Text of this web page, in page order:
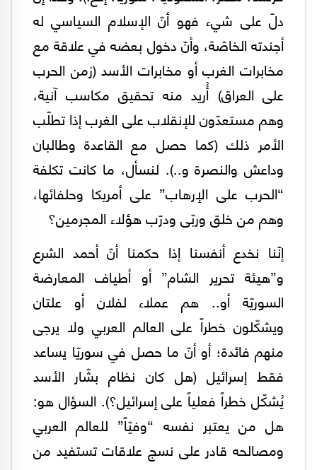
دلّ على شيء فهو أنّ الإسلام السياسي له
أجندته الخاصّة، وأنّ دخول بعضه في علاقة مع
مخابرات الغرب أو مخابرات الأسد (زمن الحرب
على العراق) أُريد منه تحقيق مكاسب آنية،
وهم مستعدّون للإنقلاب على الغرب إذا تطلّب
الأمر ذلك (كما حصل مع القاعدة وطالبان
وداعش والنصرة و..). لنسأل، ما كانت تكلفة
“الحرب على الإرهاب” على أمريكا وحلفائها،
وهم من خلق وربّى ودرّب هؤلاء المجرمين؟
إنّنا نخدع أنفسنا إذا حكمنا أنّ أحمد الشرع
و”هيئة تحرير الشام” أو أطياف المعارضة
السوريّة أو.. هم عملاء لفلان أو علتان
ويشكّلون خطراً على العالم العربي ولا يرجى
منهم فائدة؛ أو أنّ ما حصل في سوريّا يساعد
فقط إسرائيل (هل كان نظام بشّار الأسد
يُشكّل خطراً فعلياً على إسرائيل؟). السؤال هو:
هل من يعتبر نفسه “وفيّاً” للعالم العربي
ومصالحه قادر على نسج علاقات تستفيد من